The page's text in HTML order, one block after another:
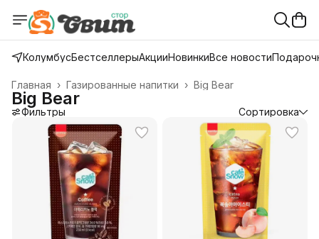
КолумбусБестселлерыАкцииНовинкиВсе новости
Big Bear
Газированные напитки ›
Главная ›
Big Bear
Фильтры Сортировка